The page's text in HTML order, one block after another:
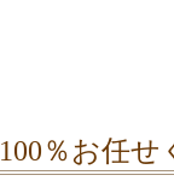
100％お任せ